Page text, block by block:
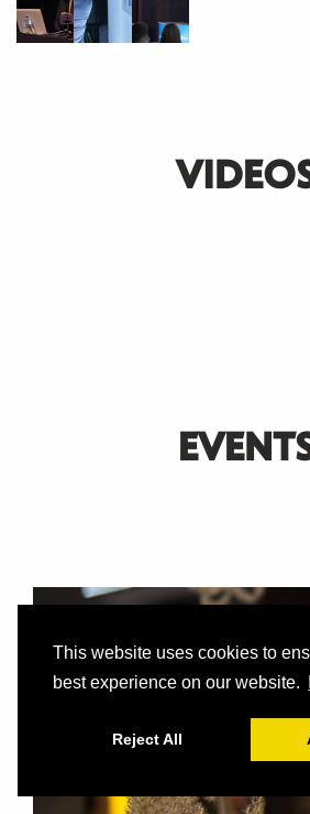
This website uses cookies to
best experience on our website.
Reject All